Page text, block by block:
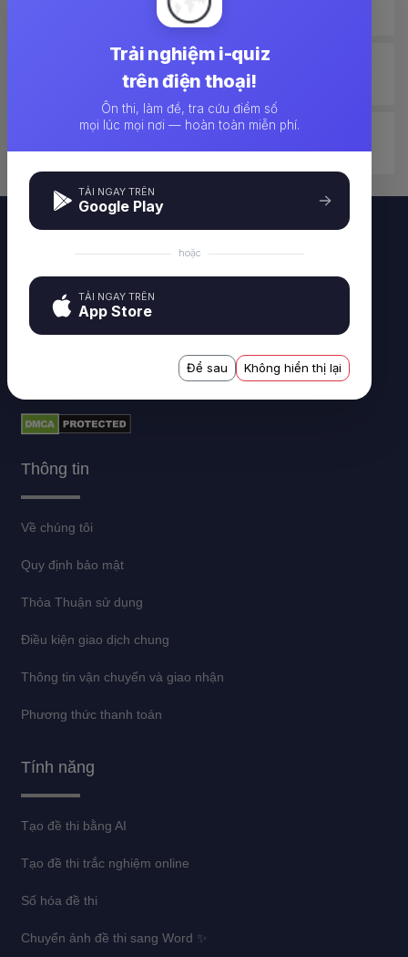
nước Ý
Công cụ tạo và làm đề thi trực tuyến IQUIZ - i-quiz.vn
Công ty TNHH CTSOFT VIỆT NAM - 227 Nguyễn Ngọc Nại,
Thông tin
Về chúng tôi
Quy định bảo mật
Thỏa Thuận sử dụng
Điều kiện giao dịch chung
Thông tin vận chuyển và giao nhận
Phương thức thanh toán
Tính năng
Tạo đề thi bằng AI
Tạo đề thi trắc nghiệm online
Số hóa đề thi
Chuyển ảnh đề thi sang Word ✨
Trải nghiệm i-quiz
trên điện thoại!
Ôn thi, làm đề, tra cứu điểm số
mọi lúc mọi nơi — hoàn toàn miễn phí.
TẢI NGAY TRÊN
Google Play
hoặc
TẢI NGAY TRÊN
App Store
Để sau Không hiển thị lại